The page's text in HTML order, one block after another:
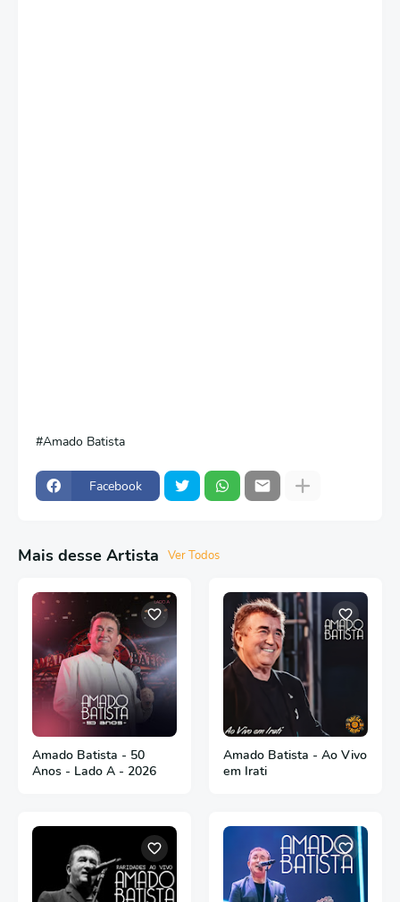
Amado Batista
Facebook
Mais desse Artista Ver Todos
Amado Batista - 50
Anos - Lado A - 2026
Amado Batista - Ao Vivo
em Irati